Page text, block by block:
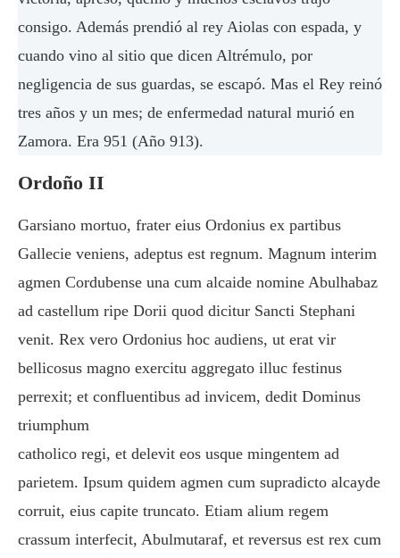
consigo. Además prendió al rey Aiolas con espada, y
cuando vino al sitio que dicen Altrémulo, por
negligencia de sus guardas, se escapó. Mas el Rey reinó
tres años y un mes; de enfermedad natural murió en
Zamora. Era 951 (Año 913).
Ordoño II
Garsiano mortuo, frater eius Ordonius ex partibus
Gallecie veniens, adeptus est regnum. Magnum interim
agmen Cordubense una cum alcaide nomine Abulhabaz
ad castellum ripe Dorii quod dicitur Sancti Stephani
venit. Rex vero Ordonius hoc audiens, ut erat vir
bellicosus magno exercitu aggregato illuc festinus
perrexit; et confluentibus ad invicem, dedit Dominus
triumphum
catholico regi, et delevit eos usque mingentem ad
parietem. Ipsum quidem agmen cum supradicto alcayde
corruit, eius capite truncato. Etiam alium regem
crassum interfecit, Abulmutaraf, et reversus est rex cum